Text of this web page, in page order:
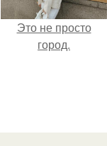
Это не просто
город.